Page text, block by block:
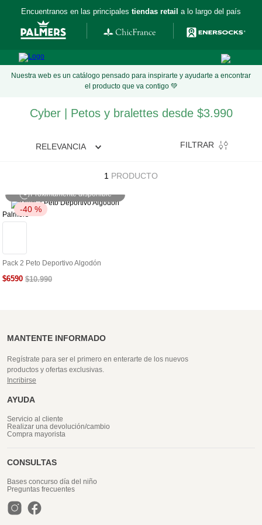
Encuentranos en las principales tiendas retail a lo largo del país
Nuestra web es un catálogo pensado para inspirarte y ayudarte a encontrar
el producto que va contigo 💚
Cyber | Petos y bralettes desde $3.990
RELEVANCIA FILTRAR
1 PRODUCTO
-40 %
Próximamente disponible
Palmers
Pack 2 Peto Deportivo Algodón
$6590 $10.990
MANTENTE INFORMADO
Regístrate para ser el primero en enterarte de los nuevos
productos y ofertas exclusivas.
Incribirse
AYUDA
Servicio al cliente
Realizar una devolución/cambio
Compra mayorista
CONSULTAS
Bases concurso día del niño
Preguntas frecuentes